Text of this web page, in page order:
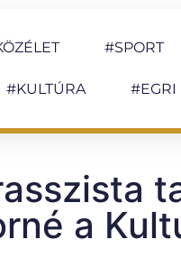
#SPORT
#KULTÚRA #EGRI
a